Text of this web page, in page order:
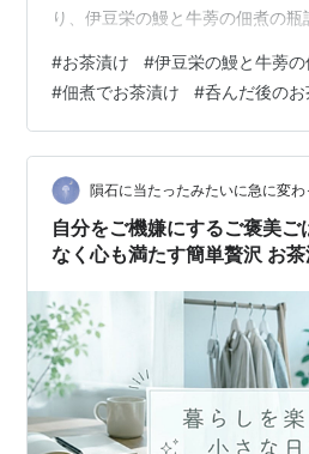
り、伊豆栄の鰻と牛蒡の佃煮の瓶
けまわせば、香り良いお茶漬けが
した。胡瓜と大根葉の浅漬けが、
ふーふーして、自分の夜に戻り
す（ニッコリ）。 ランキング参
加中【公式】2025年開設ブログ
らきました
#お茶漬け #伊豆栄の鰻と牛蒡
#佃煮でお茶漬け #呑んだ後のお
隕石に当たったみたいに急に変わ
自分をご機嫌にするご褒美
なく心も満たす簡単贅沢 お茶